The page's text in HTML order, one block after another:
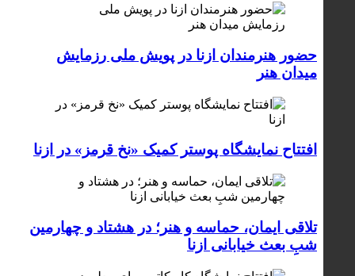
حضور هنرمندان ازنا در پویش ملی رزمایش
میدان هنر
افتتاح نمایشگاه پوستر کمیک «نخ قرمز» در ازنا
تلاقی ایمان، حماسه و هنر؛ در هشتاد و چهارمین
شبِ بعث خیابانی ازنا